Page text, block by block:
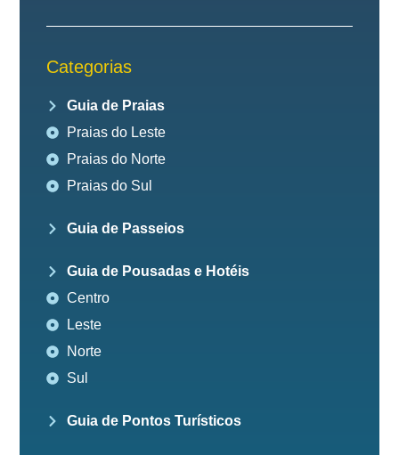
Categorias
Guia de Praias
Praias do Leste
Praias do Norte
Praias do Sul
Guia de Passeios
Guia de Pousadas e Hotéis
Centro
Leste
Norte
Sul
Guia de Pontos Turísticos